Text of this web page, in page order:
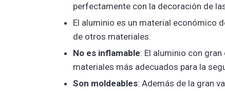
perfectamente con la decoración de
El aluminio es un material económico
de otros materiales.
No es inflamable: El aluminio con
materiales más adecuados para la
Son moldeables: Además de la gran